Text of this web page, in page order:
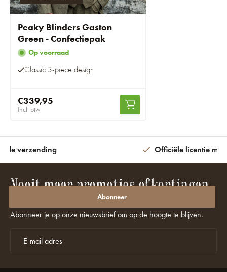
Peaky Blinders Gaston
Green - Confectiepak
Op voorraad
Classic 3-piece design
€339,95
Incl. btw
verzending Officiële licentie met
Nooit meer promoties of kortingen
Abonneer je op onze nieuwsbrief om op de hoogte te blijven.
Abonneer